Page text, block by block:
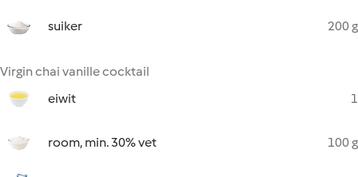
suiker 200 g
Virgin chai vanille cocktail
eiwit
1
room, min. 30% vet 100 g